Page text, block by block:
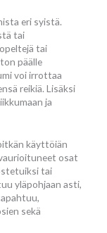
eri syistä.
tai
tai
päälle
voi irrottaa
reikiä. Lisäksi
ja
käyttöiän
osat
tai
yläpohjaan asti,
sekä